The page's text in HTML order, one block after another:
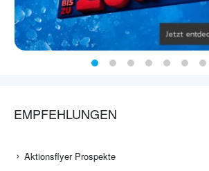
EMPFEHLUNGEN
Aktionsflyer Prospekte